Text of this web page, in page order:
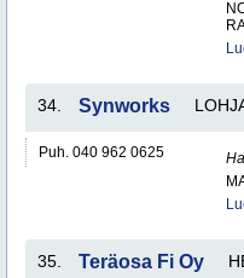
34. Synworks
Puh. 040 962 0625
35. Teräosa Fi Oy